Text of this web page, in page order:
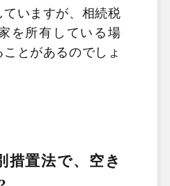
いますが、相続税
を所有している場
とがあるのでしょ
措置法で、空き